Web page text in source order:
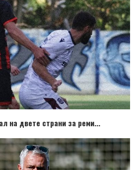
на двете страни за реми...